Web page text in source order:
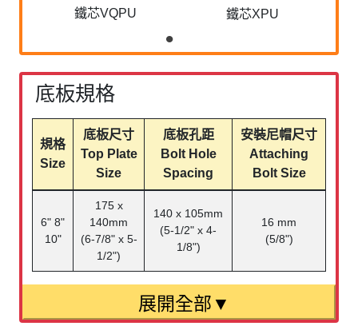
鐵芯VQPU 鐵芯XPU
底板規格
規格
Size
底板尺寸
Top Plate
Size
底板孔距
Bolt Hole
Spacing
安裝尼帽尺寸
Attaching
Bolt Size
6" 8"
10"
175 x
140mm
(6-7/8" x 5-
1/2")
140 x 105mm
(5-1/2" x 4-
1/8")
16 mm
(5/8")